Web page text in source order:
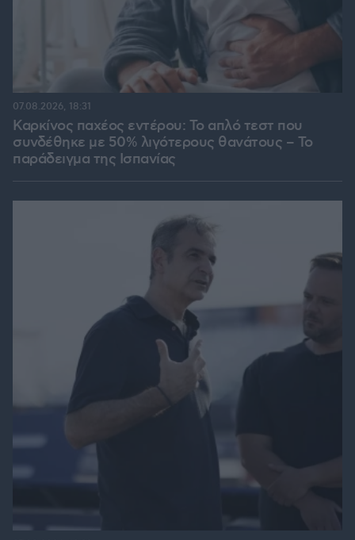
Καρκίνος παχέος εντέρου: Το απλό τεστ που
συνδέθηκε με 50% λιγότερους θανάτους – Το
παράδειγμα της Ισπανίας
07.08.2026, 18:31